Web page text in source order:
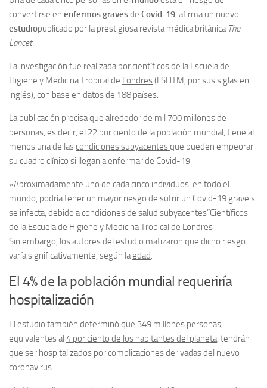
convertirse en enfermosgravesde Covid-19, afirma un nuevo
estudiopublicado por la prestigiosa revista médica británica The
Lancet.
La investigación fue realizada por científicos de la Escuela de
Higiene y Medicina Tropical de Londres(LSHTM, por sus siglas en
inglés), con base en datos de 188 países.
La publicación precisa que alrededor de mil 700 millones de
personas, es decir, el 22 por ciento de la población mundial, tiene al
menos una de lascondiciones subyacentesque pueden empeorar
su cuadro clínico si llegan a enfermar de Covid-19.
«Aproximadamente uno de cada cinco individuos, en todo el
mundo, podría tener un mayor riesgo de sufrir un Covid-19 grave si
se infecta, debido a condiciones de salud subyacentes”Científicos
de la Escuela de Higiene y Medicina Tropical de Londres
Sin embargo, los autores del estudio matizaron que dicho riesgo
varía significativamente, según laedad.
El 4% de la población mundial requeriría
hospitalización
El estudio también determinó que 349 millones personas,
equivalentes al 4 por ciento de los habitantes del planeta, tendrán
que ser hospitalizados por complicaciones derivadas del nuevo
coronavirus.